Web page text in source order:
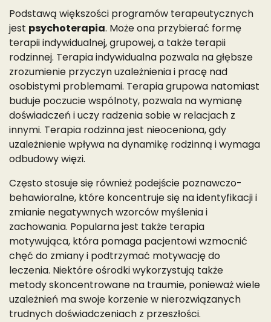
Podstawą większości programów terapeutycznych
jest psychoterapia. Może ona przybierać formę
terapii indywidualnej, grupowej, a także terapii
rodzinnej. Terapia indywidualna pozwala na głębsze
zrozumienie przyczyn uzależnienia i pracę nad
osobistymi problemami. Terapia grupowa natomiast
buduje poczucie wspólnoty, pozwala na wymianę
doświadczeń i uczy radzenia sobie w relacjach z
innymi. Terapia rodzinna jest nieoceniona, gdy
uzależnienie wpływa na dynamikę rodzinną i wymaga
odbudowy więzi.
Często stosuje się również podejście poznawczo-
behawioralne, które koncentruje się na identyfikacji i
zmianie negatywnych wzorców myślenia i
zachowania. Popularna jest także terapia
motywująca, która pomaga pacjentowi wzmocnić
chęć do zmiany i podtrzymać motywację do
leczenia. Niektóre ośrodki wykorzystują także
metody skoncentrowane na traumie, ponieważ wiele
uzależnień ma swoje korzenie w nierozwiązanych
trudnych doświadczeniach z przeszłości.